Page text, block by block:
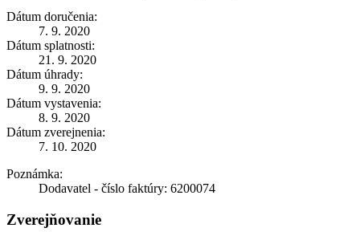
Dátum doručenia:
7. 9. 2020
Dátum splatnosti:
21. 9. 2020
Dátum úhrady:
9. 9. 2020
Dátum vystavenia:
8. 9. 2020
Dátum zverejnenia:
7. 10. 2020
Poznámka:
Dodavatel - číslo faktúry: 6200074
Zverejňovanie